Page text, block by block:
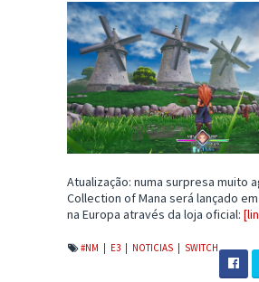
Atualização: numa surpresa muito
Collection of Mana será lançado
na Europa através da loja oficial:
#NM E3 NOTICIAS SWITCH